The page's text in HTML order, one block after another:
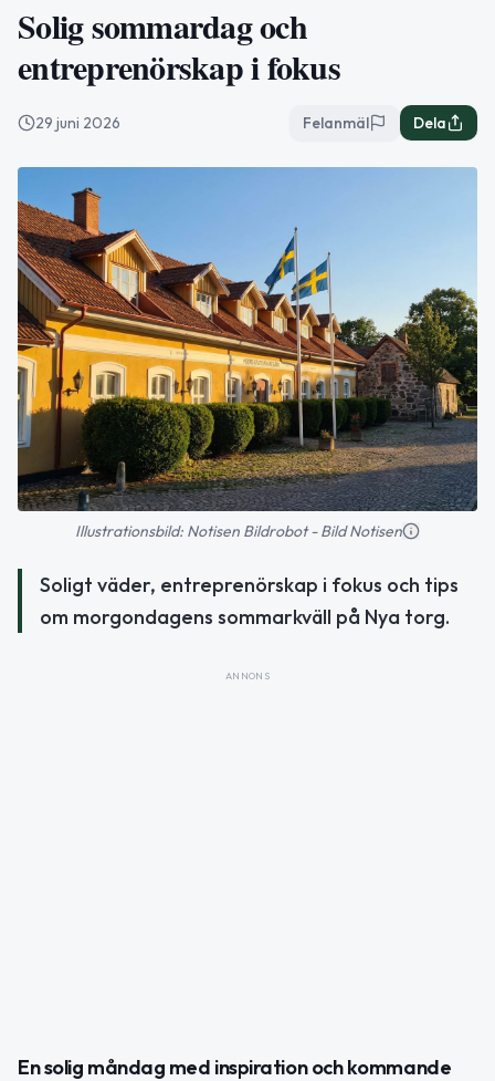
Solig sommardag och
entreprenörskap i fokus
29 juni 2026 Felanmäl Dela
Illustrationsbild: Notisen Bildrobot - Bild Notisen
Soligt väder, entreprenörskap i fokus och tips
om morgondagens sommarkväll på Nya torg.
ANNONS
En solig måndag med inspiration och kommande